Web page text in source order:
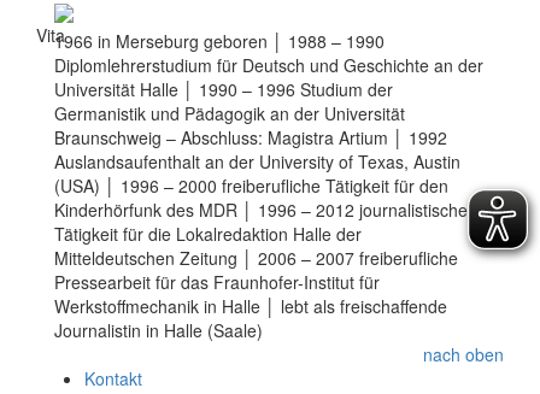
Vita1966 in Merseburg geboren │ 1988 – 1990
Diplomlehrerstudium für Deutsch und Geschichte an der
Universität Halle │ 1990 – 1996 Studium der
Germanistik und Pädagogik an der Universität
Braunschweig – Abschluss: Magistra Artium │ 1992
Auslandsaufenthalt an der University of Texas, Austin
(USA) │ 1996 – 2000 freiberufliche Tätigkeit für den
Kinderhörfunk des MDR │ 1996 – 2012 journalistische
Tätigkeit für die Lokalredaktion Halle der
Mitteldeutschen Zeitung │ 2006 – 2007 freiberufliche
Pressearbeit für das Fraunhofer-Institut für
Werkstoffmechanik in Halle │ lebt als freischaffende
Journalistin in Halle (Saale)
nach oben
Kontakt